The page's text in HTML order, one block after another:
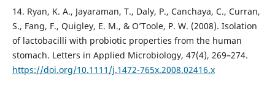
14. Ryan, K. A., Jayaraman, T., Daly, P., Canchaya, C., Curran,
S., Fang, F., Quigley, E. M., & O’Toole, P. W. (2008). Isolation
of lactobacilli with probiotic properties from the human
stomach. Letters in Applied Microbiology, 47(4), 269–274.
https://doi.org/10.1111/j.1472-765x.2008.02416.x